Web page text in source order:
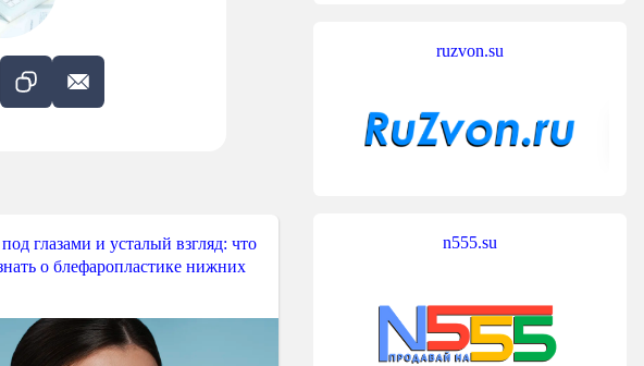
глазами и усталый взгляд: что
о блефаропластике нижних
ruzvon.su
n555.su